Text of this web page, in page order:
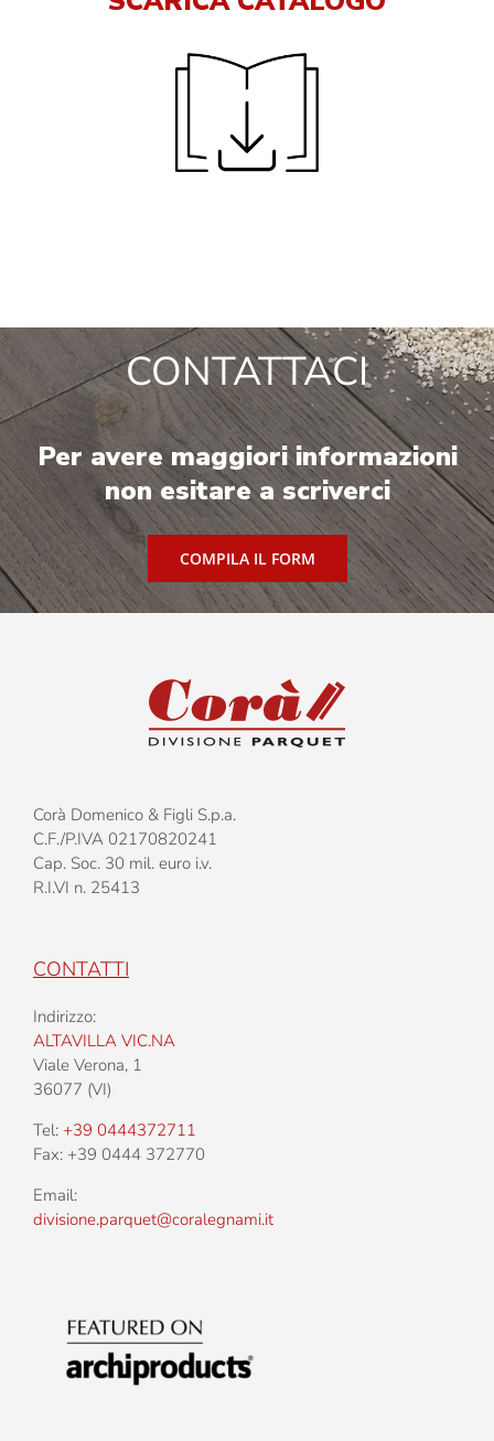
CONTATTACI
Per avere maggiori informazioni
non esitare a scriverci
COMPILA IL FORM
Corà Domenico & Figli S.p.a.
C.F./P.IVA 02170820241
Cap. Soc. 30 mil. euro i.v.
R.I.VI n. 25413
CONTATTI
Indirizzo:
ALTAVILLA VIC.NA
Viale Verona, 1
36077 (VI)
Tel: +39 0444372711
Fax: +39 0444 372770
Email:
divisione.parquet@coralegnami.it